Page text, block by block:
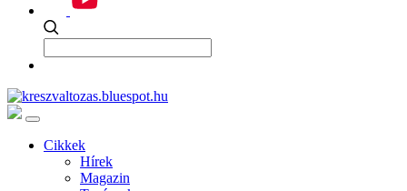
Cikkek
Hírek
Magazin